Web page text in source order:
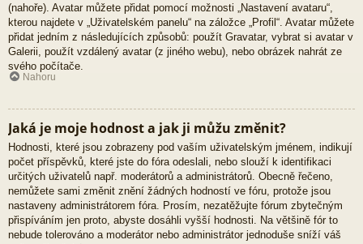
(nahoře). Avatar můžete přidat pomocí možnosti „Nastavení avataru“,
kterou najdete v „Uživatelském panelu“ na záložce „Profil“. Avatar můžete
přidat jedním z následujících způsobů: použít Gravatar, vybrat si avatar v
Galerii, použít vzdálený avatar (z jiného webu), nebo obrázek nahrát ze
svého počítače.
Nahoru
Jaká je moje hodnost a jak ji můžu změnit?
Hodnosti, které jsou zobrazeny pod vaším uživatelským jménem, indikují
počet příspěvků, které jste do fóra odeslali, nebo slouží k identifikaci
určitých uživatelů např. moderátorů a administrátorů. Obecně řečeno,
nemůžete sami změnit znění žádných hodností ve fóru, protože jsou
nastaveny administrátorem fóra. Prosím, nezatěžujte fórum zbytečným
přispíváním jen proto, abyste dosáhli vyšší hodnosti. Na většině fór to
nebude tolerováno a moderátor nebo administrátor jednoduše sníží váš